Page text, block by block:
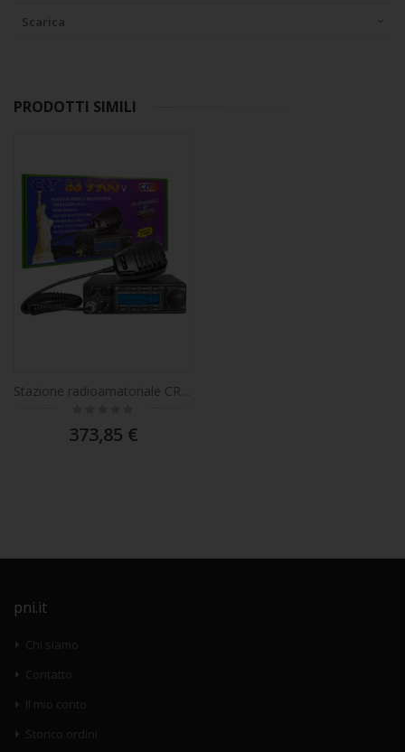
Scarica
PRODOTTI SIMILI
373,85 €
pni.it
Chi siamo
Contatto
Il mio conto
Storico ordini